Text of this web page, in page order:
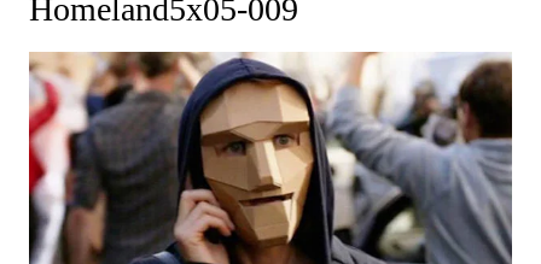
Homeland5x05-009